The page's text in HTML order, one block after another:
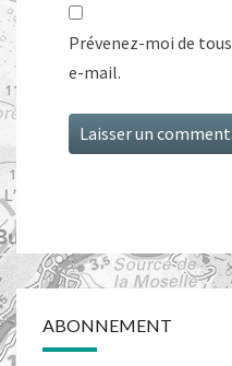
Prévenez-moi de
e-mail.
ABONNEMENT